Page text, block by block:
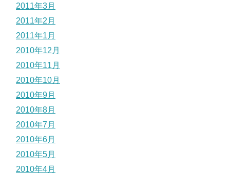
2011年3月
2011年2月
2011年1月
2010年12月
2010年11月
2010年10月
2010年9月
2010年8月
2010年7月
2010年6月
2010年5月
2010年4月